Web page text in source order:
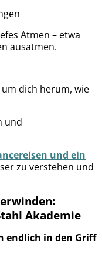
Atmen – etwa
ausatmen.
dich herum, wie
und
und ein
zu verstehen und
Akademie
endlich in den Griff